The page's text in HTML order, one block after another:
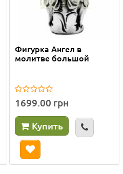
Фигурка Ангел в
молитве большой
1699.00 грн
Купить